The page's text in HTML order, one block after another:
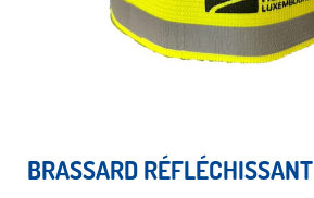
BRASSARD RÉFLÉCHISSANT